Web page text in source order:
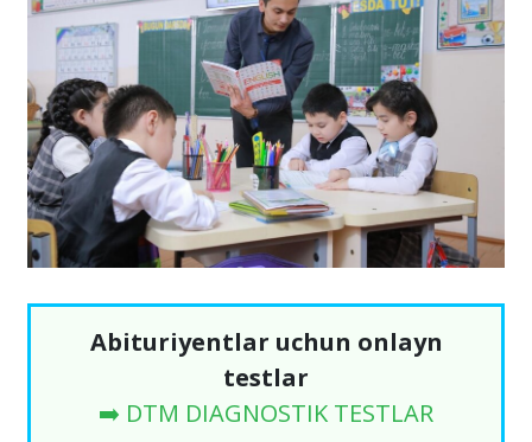
Abituriyentlar uchun onlayn
testlar
➡️ DTM DIAGNOSTIK TESTLAR